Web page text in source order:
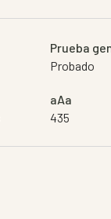
Prueba
Probado
aAa
435